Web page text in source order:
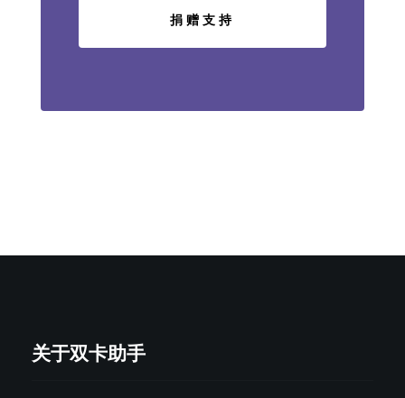
捐赠支持
关于双卡助手